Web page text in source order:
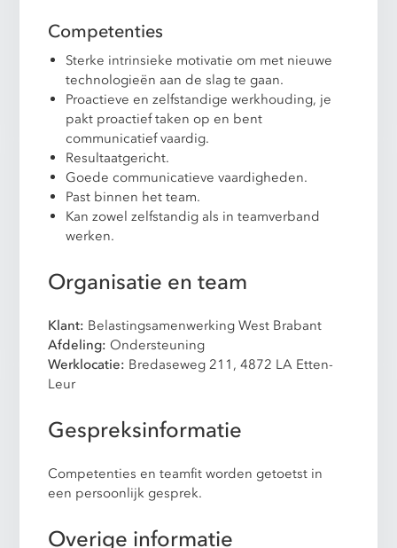
Competenties
Sterke intrinsieke motivatie om met nieuwe
technologieën aan de slag te gaan.
Proactieve en zelfstandige werkhouding, je
pakt proactief taken op en bent
communicatief vaardig.
Resultaatgericht.
Goede communicatieve vaardigheden.
Past binnen het team.
Kan zowel zelfstandig als in teamverband
werken.
Organisatie en team
Klant: Belastingsamenwerking West Brabant
Afdeling:Ondersteuning
Werklocatie: Bredaseweg 211, 4872 LA Etten-
Leur
Gespreksinformatie
Competenties en teamfit worden getoetst in
een persoonlijk gesprek.
Overige informatie